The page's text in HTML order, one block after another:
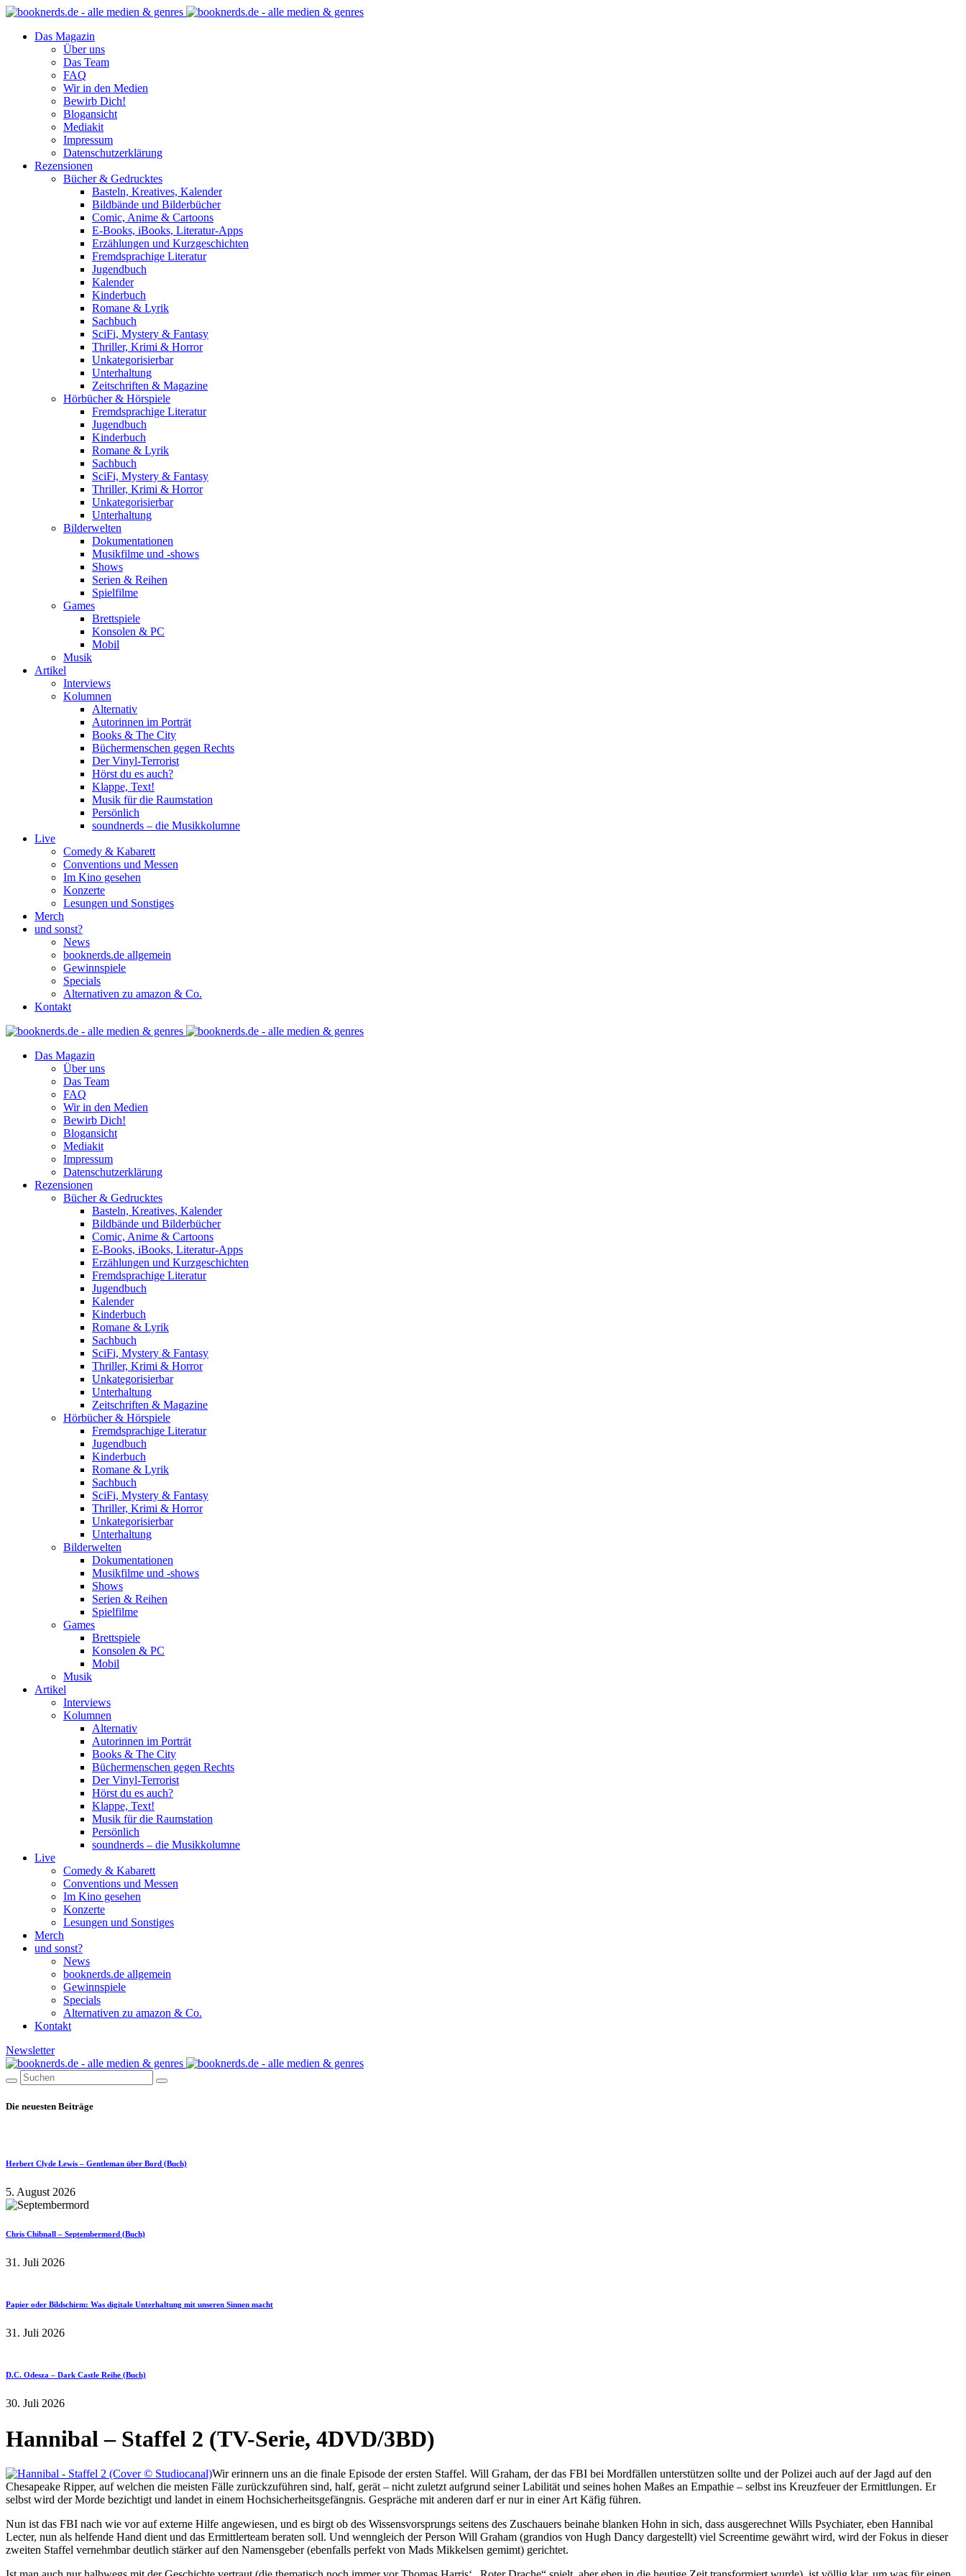
Das Magazin
Über uns
Das Team
FAQ
Wir in den Medien
Bewirb Dich!
Blogansicht
Mediakit
Impressum
Datenschutzerklärung
Rezensionen
Bücher & Gedrucktes
Basteln, Kreatives, Kalender
Bildbände und Bilderbücher
Comic, Anime & Cartoons
E-Books, iBooks, Literatur-Apps
Erzählungen und Kurzgeschichten
Fremdsprachige Literatur
Jugendbuch
Kalender
Kinderbuch
Romane & Lyrik
Sachbuch
SciFi, Mystery & Fantasy
Thriller, Krimi & Horror
Unkategorisierbar
Unterhaltung
Zeitschriften & Magazine
Hörbücher & Hörspiele
Fremdsprachige Literatur
Jugendbuch
Kinderbuch
Romane & Lyrik
Sachbuch
SciFi, Mystery & Fantasy
Thriller, Krimi & Horror
Unkategorisierbar
Unterhaltung
Bilderwelten
Dokumentationen
Musikfilme und -shows
Shows
Serien & Reihen
Spielfilme
Games
Brettspiele
Konsolen & PC
Mobil
Musik
Artikel
Interviews
Kolumnen
Alternativ
Autorinnen im Porträt
Books & The City
Büchermenschen gegen Rechts
Der Vinyl-Terrorist
Hörst du es auch?
Klappe, Text!
Musik für die Raumstation
Persönlich
soundnerds – die Musikkolumne
Live
Comedy & Kabarett
Conventions und Messen
Im Kino gesehen
Konzerte
Lesungen und Sonstiges
Merch
und sonst?
News
booknerds.de allgemein
Gewinnspiele
Specials
Alternativen zu amazon & Co.
Kontakt
Das Magazin
Über uns
Das Team
FAQ
Wir in den Medien
Bewirb Dich!
Blogansicht
Mediakit
Impressum
Datenschutzerklärung
Rezensionen
Bücher & Gedrucktes
Basteln, Kreatives, Kalender
Bildbände und Bilderbücher
Comic, Anime & Cartoons
E-Books, iBooks, Literatur-Apps
Erzählungen und Kurzgeschichten
Fremdsprachige Literatur
Jugendbuch
Kalender
Kinderbuch
Romane & Lyrik
Sachbuch
SciFi, Mystery & Fantasy
Thriller, Krimi & Horror
Unkategorisierbar
Unterhaltung
Zeitschriften & Magazine
Hörbücher & Hörspiele
Fremdsprachige Literatur
Jugendbuch
Kinderbuch
Romane & Lyrik
Sachbuch
SciFi, Mystery & Fantasy
Thriller, Krimi & Horror
Unkategorisierbar
Unterhaltung
Bilderwelten
Dokumentationen
Musikfilme und -shows
Shows
Serien & Reihen
Spielfilme
Games
Brettspiele
Konsolen & PC
Mobil
Musik
Artikel
Interviews
Kolumnen
Alternativ
Autorinnen im Porträt
Books & The City
Büchermenschen gegen Rechts
Der Vinyl-Terrorist
Hörst du es auch?
Klappe, Text!
Musik für die Raumstation
Persönlich
soundnerds – die Musikkolumne
Live
Comedy & Kabarett
Conventions und Messen
Im Kino gesehen
Konzerte
Lesungen und Sonstiges
Merch
und sonst?
News
booknerds.de allgemein
Gewinnspiele
Specials
Alternativen zu amazon & Co.
Kontakt
Newsletter
Die neuesten Beiträge
Herbert Clyde Lewis – Gentleman über Bord (Buch)
5. August 2026
Chris Chibnall – Septembermord (Buch)
31. Juli 2026
Papier oder Bildschirm: Was digitale Unterhaltung mit unseren Sinnen macht
31. Juli 2026
D.C. Odesza – Dark Castle Reihe (Buch)
30. Juli 2026
Hannibal – Staffel 2 (TV-Serie, 4DVD/3BD)
Wir erinnern uns an die finale Episode der ersten Staffel. Will Graham, der das FBI bei Mordfällen unterstützen sollte und der Polizei auch auf der Jagd auf den
Chesapeake Ripper, auf welchen die meisten Fälle zurückzuführen sind, half, gerät – nicht zuletzt aufgrund seiner Labilität und seines hohen Maßes an Empathie – selbst ins Kreuzfeuer der Ermittlungen. Er
selbst wird der Morde bezichtigt und landet in einem Hochsicherheitsgefängnis. Gespräche mit anderen darf er nur in einer Art Käfig führen.
Nun ist das FBI nach wie vor auf externe Hilfe angewiesen, und es birgt ob des Wissensvorsprungs seitens des Zuschauers beinahe blanken Hohn in sich, dass ausgerechnet Wills Psychiater, eben Hannibal
Lecter, nun als helfende Hand dient und das Ermittlerteam beraten soll. Und wenngleich der Person Will Graham (grandios von Hugh Dancy dargestellt) viel Screentime gewährt wird, wird der Fokus in dieser
zweiten Staffel vernehmbar deutlich stärker auf den Namensgeber (ebenfalls perfekt von Mads Mikkelsen gemimt) gerichtet.